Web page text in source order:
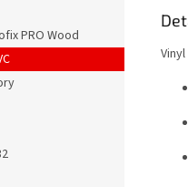
PRO Wood